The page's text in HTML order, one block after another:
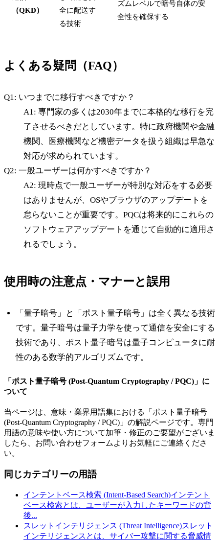
（QKD）
全に配送す
る技術
ズムレベルで暗号自体の安
全性を確保する
よくある疑問（FAQ）
Q1: いつまでに移行すべきですか？
A1: 専門家の多くは2030年までに本格的な移行を完
了させるべきだとしています。特に政府機関や金融
機関、医療機関など機密データを扱う組織は早急な
対応が求められています。
Q2: 一般ユーザーは何かすべきですか？
A2: 現時点で一般ユーザーが特別な対応をする必要
はありませんが、OSやブラウザのアップデートを
怠らないことが重要です。PQCは将来的にこれらの
ソフトウェアアップデートを通じて自動的に適用さ
れるでしょう。
使用時の注意点・マナーと誤用
「量子暗号」と「ポスト量子暗号」は全く異なる技術
です。量子暗号は量子力学を使って通信を安全にする
技術であり、ポスト量子暗号は量子コンピュータに耐
性のある数学的アルゴリズムです。
「 ポスト量子暗号 (Post-Quantum Cryptography / PQC) 」に
ついて
当ページは、意味・業界用語集における「 ポスト量子暗号
(Post-Quantum Cryptography / PQC) 」の解説ページです。専門
用語の意味や使い方について加筆・修正のご要望がございま
したら、お問い合わせフォームよりお気軽にご連絡くださ
い。
同じカテゴリーの用語
インテントベース検索 (Intent-Based Search)インテント
ベース検索とは、ユーザーが入力したキーワードの背
後...
スレットインテリジェンス (Threat Intelligence)スレット
インテリジェンスとは、サイバー攻撃に関する脅威情